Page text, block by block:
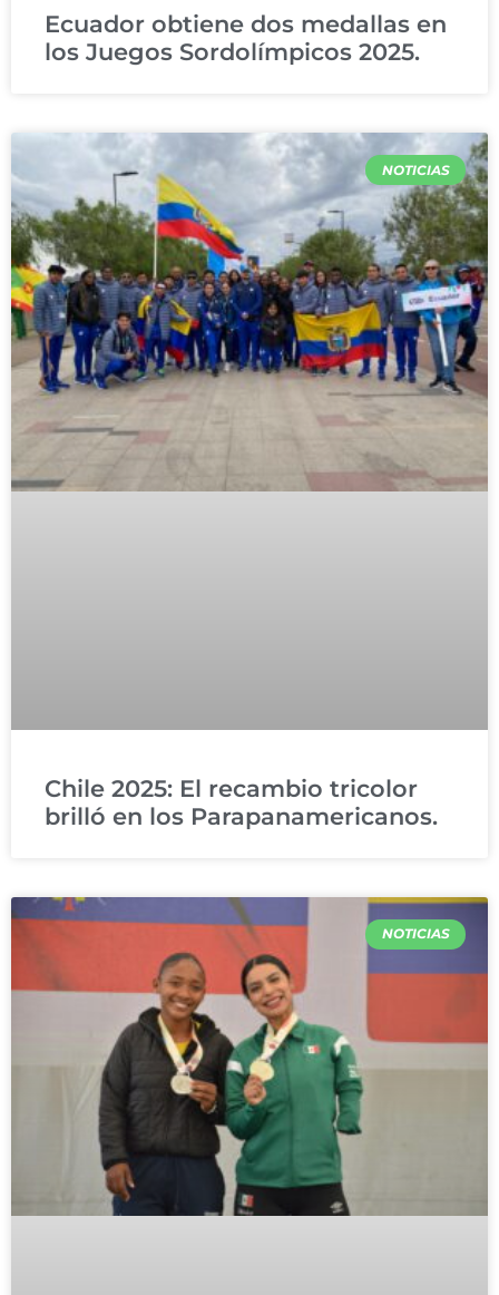
Ecuador obtiene dos medallas en
los Juegos Sordolímpicos 2025.
NOTICIAS
Chile 2025: El recambio tricolor
brilló en los Parapanamericanos.
NOTICIAS